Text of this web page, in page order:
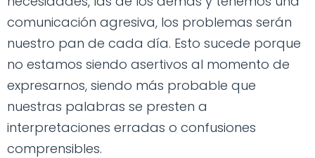
comunicación agresiva, los problemas serán
nuestro pan de cada día. Esto sucede porque
no estamos siendo asertivos al momento de
expresarnos, siendo más probable que
nuestras palabras se presten a
interpretaciones erradas o confusiones
comprensibles.